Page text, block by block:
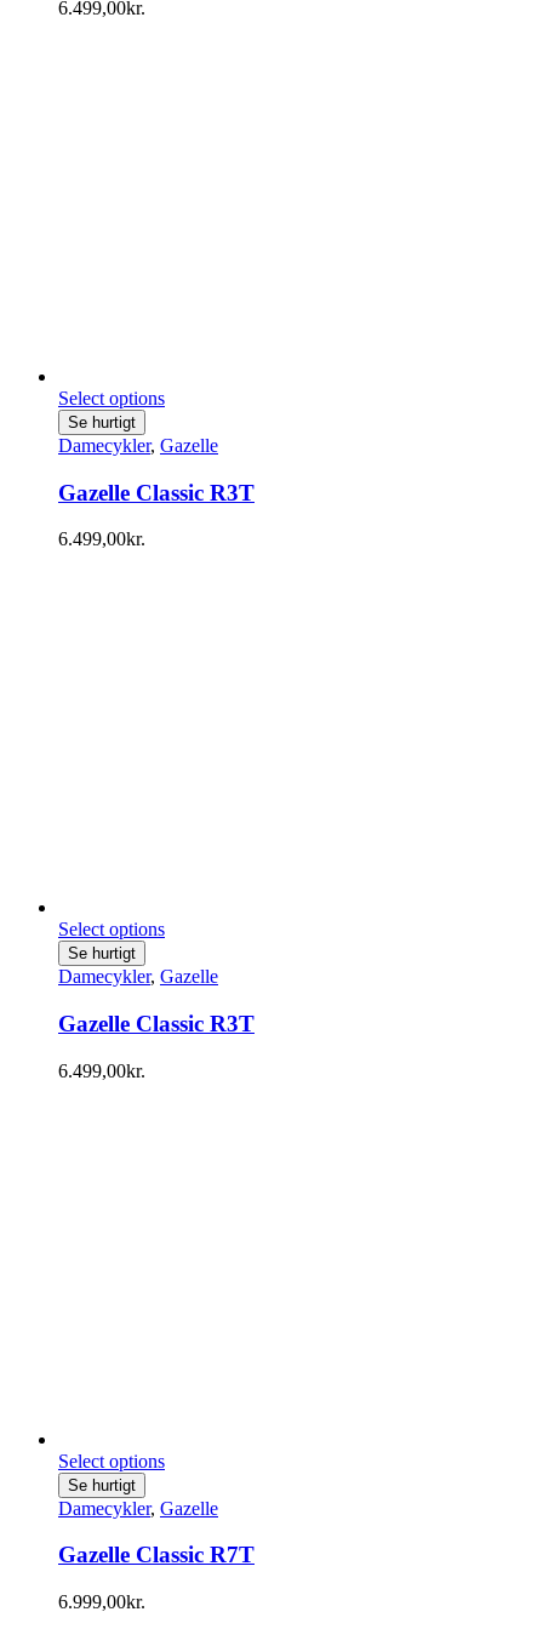
6.499,00kr.
Select options
Se hurtigt
Damecykler, Gazelle
Gazelle Classic R3T
6.499,00kr.
Select options
Se hurtigt
Damecykler, Gazelle
Gazelle Classic R3T
6.499,00kr.
Select options
Se hurtigt
Damecykler, Gazelle
Gazelle Classic R7T
6.999,00kr.